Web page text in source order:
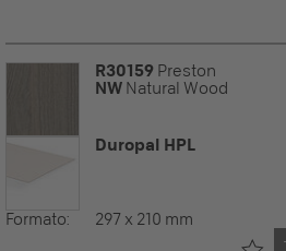
R30159 Preston
NW Natural Wood
Duropal HPL
Formato: 297 x 210 mm